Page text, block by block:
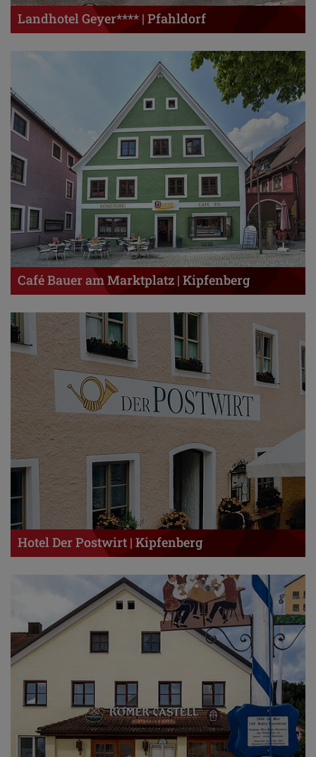
Landhotel Geyer**** | Pfahldorf
Café Bauer am Marktplatz | Kipfenberg
Hotel Der Postwirt | Kipfenberg